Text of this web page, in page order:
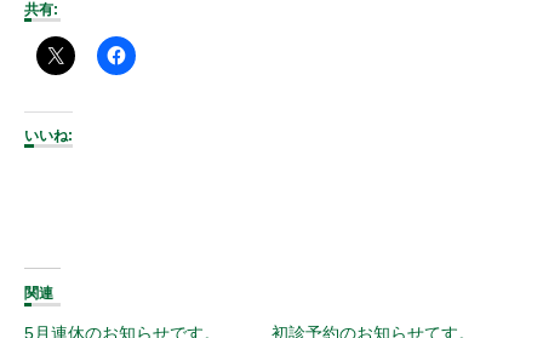
共有:
いいね:
関連
5月連休のお知らせです。
初診予約のお知らせてす。